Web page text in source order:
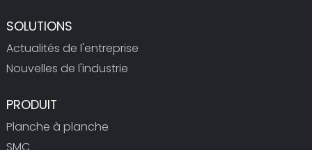
SOLUTIONS
Actualités de l'entreprise
Nouvelles de l'industrie
PRODUIT
Planche à planche
SMC